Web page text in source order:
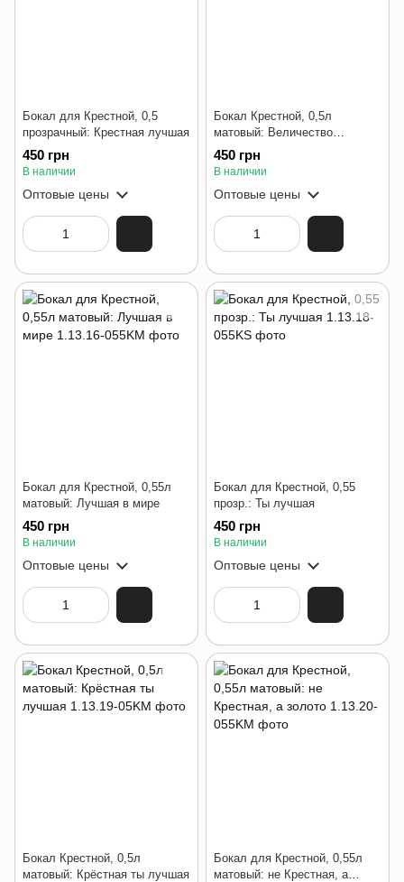
Бокал для Крестной, 0,5
прозрачный: Крестная лучшая
450 грн
В наличии
Оптовые цены
Бокал Крестной, 0,5л
матовый: Величество
Крёстная
450 грн
В наличии
Оптовые цены
Бокал для Крестной, 0,55л
матовый: Лучшая в мире
450 грн
В наличии
Оптовые цены
Бокал для Крестной, 0,55
прозр.: Ты лучшая
450 грн
В наличии
Оптовые цены
Бокал Крестной, 0,5л
матовый: Крёстная ты лучшая
Бокал для Крестной, 0,55л
матовый: не Крестная, а